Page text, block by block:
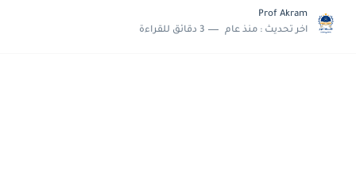
Prof Akram
اخر تحديث : منذ عام 3 دقائق للقراءة